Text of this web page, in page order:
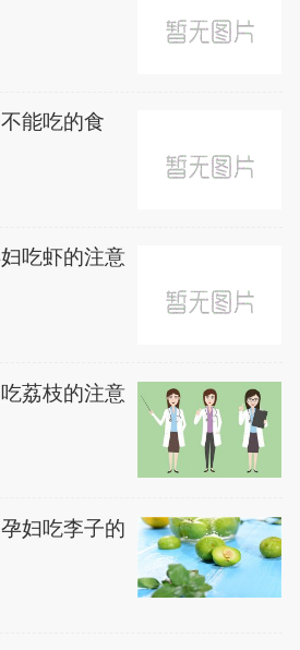
能吃的食
吃虾的注意
荔枝的注意
妇吃李子的